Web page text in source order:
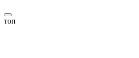
топ